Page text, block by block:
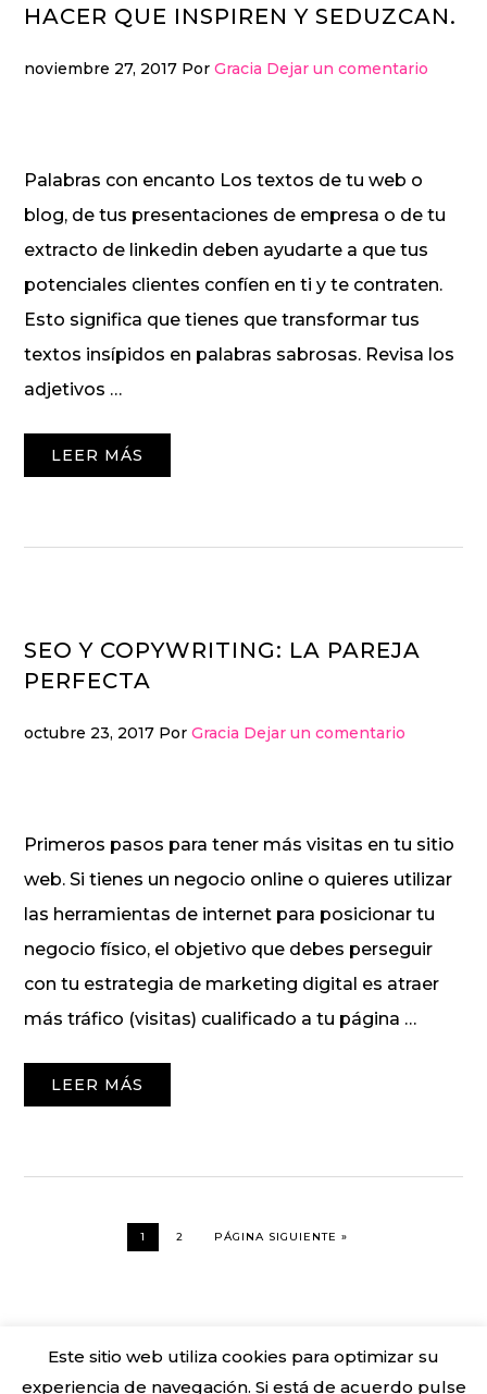
HACER QUE INSPIREN Y SEDUZCAN.
noviembre 27, 2017 PorGracia Dejar un comentario
Palabras con encanto Los textos de tu web o
blog, de tus presentaciones de empresa o de tu
extracto de linkedin deben ayudarte a que tus
potenciales clientes confíen en ti y te contraten.
Esto significa que tienes que transformar tus
textos insípidos en palabras sabrosas. Revisa los
adjetivos …
LEER MÁS
SEO Y COPYWRITING: LA PAREJA
PERFECTA
octubre 23, 2017 PorGracia Dejar un comentario
Primeros pasos para tener más visitas en tu sitio
web. Si tienes un negocio online o quieres utilizar
las herramientas de internet para posicionar tu
negocio físico, el objetivo que debes perseguir
con tu estrategia de marketing digital es atraer
más tráfico (visitas) cualificado a tu página …
LEER MÁS
1 2 PÁGINA SIGUIENTE »
Este sitio web utiliza cookies para optimizar su
experiencia de navegación. Si está de acuerdo pulse